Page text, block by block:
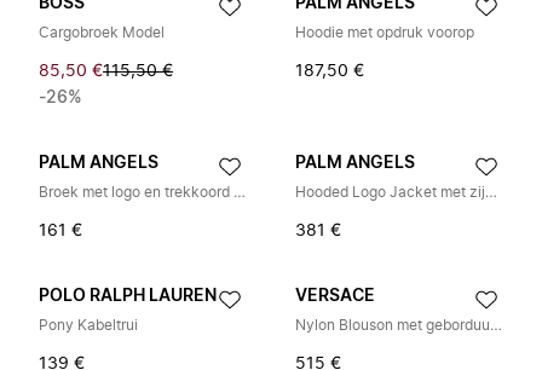
BOSS
Cargobroek Model
85,50 €115,50 €
-26%
PALM ANGELS
Hoodie met opdruk voorop
187,50 €
PALM ANGELS
Broek met logo en trekkoord in de taille
161 €
PALM ANGELS
Hooded Logo Jacket met zijstrepen
381 €
POLO RALPH LAUREN
Pony Kabeltrui
139 €
VERSACE
Nylon Blouson met geborduurd logo
515 €